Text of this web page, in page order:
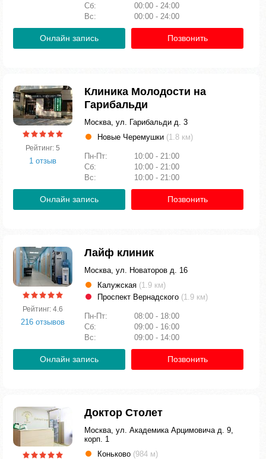
Сб:
00:00 - 24:00
Вс:
00:00 - 24:00
Онлайн запись Позвонить
Рейтинг: 5
1 отзыв
Клиника Молодости на
Гарибальди
Москва, ул. Гарибальди д. 3
Новые Черемушки (1.8 км)
Пн-Пт:
10:00 - 21:00
Сб:
10:00 - 21:00
Вс:
10:00 - 21:00
Онлайн запись Позвонить
Рейтинг: 4.6
216 отзывов
Лайф клиник
Москва, ул. Новаторов д. 16
Калужская (1.9 км)
Проспект Вернадского (1.9 км)
Пн-Пт:
08:00 - 18:00
Сб:
09:00 - 16:00
Вс:
09:00 - 14:00
Онлайн запись Позвонить
Доктор Столет
Москва, ул. Академика Арцимовича д. 9,
корп. 1
Коньково (984 м)